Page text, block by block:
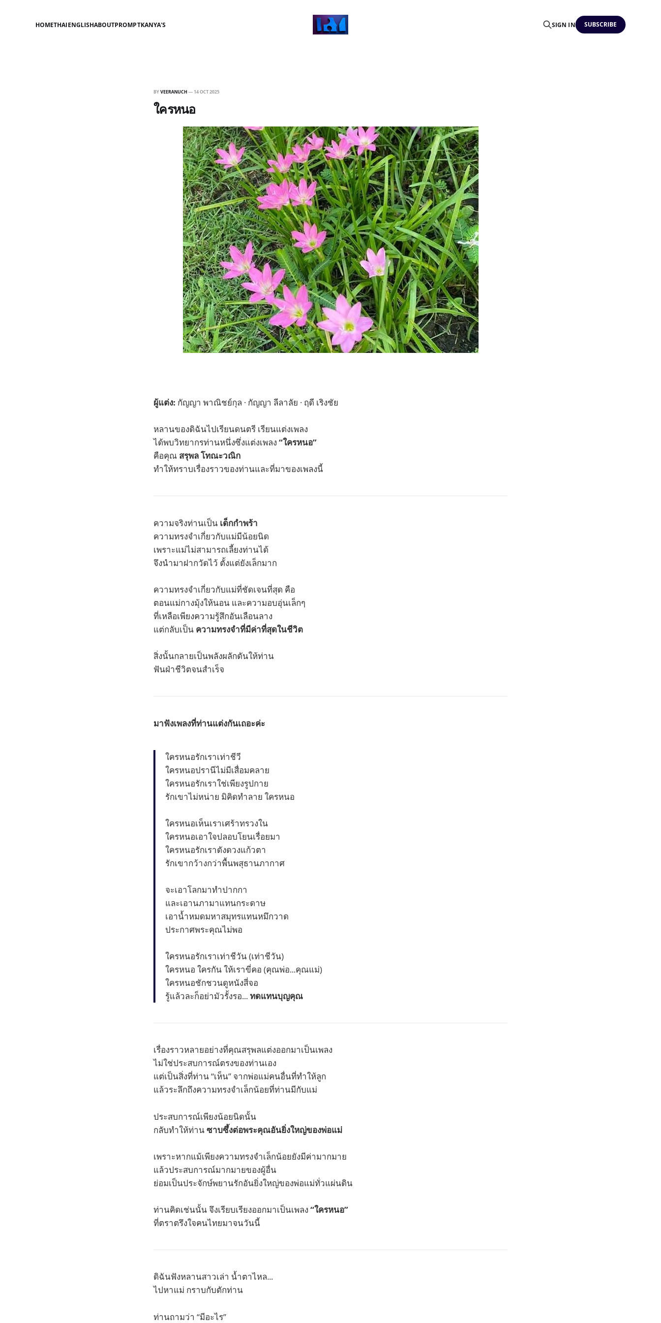
HOMETHAIENGLISHABOUTPROMPTKANYA'S SIGN IN SUBSCRIBE
BYVEERANUCH — 14 OCT 2025
ใครหนอ
ผู้แต่ง: กัญญา พาณิชย์กุล · กัญญา ลีลาลัย · ฤดี เริงชัย
หลานของดิฉันไปเรียนดนตรี เรียนแต่งเพลง
ได้พบวิทยากรท่านหนึ่งซึ่งแต่งเพลง “ใครหนอ”
คือคุณ สรุพล โทณะวณิก
ทำให้ทราบเรื่องราวของท่านและที่มาของเพลงนี้
ความจริงท่านเป็น เด็กกำพร้า
ความทรงจำเกี่ยวกับแม่มีน้อยนิด
เพราะแม่ไม่สามารถเลี้ยงท่านได้
จึงนำมาฝากวัดไว้ ตั้งแต่ยังเล็กมาก
ความทรงจำเกี่ยวกับแม่ที่ชัดเจนที่สุด คือ
ตอนแม่กางมุ้งให้นอน และความอบอุ่นเล็กๆ
ที่เหลือเพียงความรู้สึกอันเลือนลาง
แต่กลับเป็น ความทรงจำที่มีค่าที่สุดในชีวิต
สิ่งนั้นกลายเป็นพลังผลักดันให้ท่าน
ฟันฝ่าชีวิตจนสำเร็จ
มาฟังเพลงที่ท่านแต่งกันเถอะค่ะ
ใครหนอรักเราเท่าชีวี
ใครหนอปรานีไม่มีเสื่อมคลาย
ใครหนอรักเราใช่เพียงรูปกาย
รักเขาไม่หน่าย มิคิดทำลาย ใครหนอ
ใครหนอเห็นเราเศร้าทรวงใน
ใครหนอเอาใจปลอบโยนเรื่อยมา
ใครหนอรักเราดังดวงแก้วตา
รักเขากว้างกว่าพื้นพสุธานภากาศ
จะเอาโลกมาทำปากกา
และเอานภามาแทนกระดาษ
เอาน้ำหมดมหาสมุทรแทนหมึกวาด
ประกาศพระคุณไม่พอ
ใครหนอรักเราเท่าชีวัน (เท่าชีวัน)
ใครหนอ ใครกัน ให้เราขี่คอ (คุณพ่อ...คุณแม่)
ใครหนอชักชวนดูหนังสี่จอ
รู้แล้วละก็อย่ามัวรั้งรอ...ทดแทนบุญคุณ
เรื่องราวหลายอย่างที่คุณสรุพลแต่งออกมาเป็นเพลง
ไม่ใช่ประสบการณ์ตรงของท่านเอง
แต่เป็นสิ่งที่ท่าน “เห็น” จากพ่อแม่คนอื่นที่ทำให้ลูก
แล้วระลึกถึงความทรงจำเล็กน้อยที่ท่านมีกับแม่
ประสบการณ์เพียงน้อยนิดนั้น
กลับทำให้ท่านซาบซึ้งต่อพระคุณอันยิ่งใหญ่ของพ่อแม่
เพราะหากแม้เพียงความทรงจำเล็กน้อยยังมีค่ามากมาย
แล้วประสบการณ์มากมายของผู้อื่น
ย่อมเป็นประจักษ์พยานรักอันยิ่งใหญ่ของพ่อแม่ทั่วแผ่นดิน
ท่านคิดเช่นนั้น จึงเรียบเรียงออกมาเป็นเพลง “ใครหนอ”
ที่ตราตรึงใจคนไทยมาจนวันนี้
ดิฉันฟังหลานสาวเล่า น้ำตาไหล...
ไปหาแม่ กราบกับตักท่าน
ท่านถามว่า “มีอะไร”